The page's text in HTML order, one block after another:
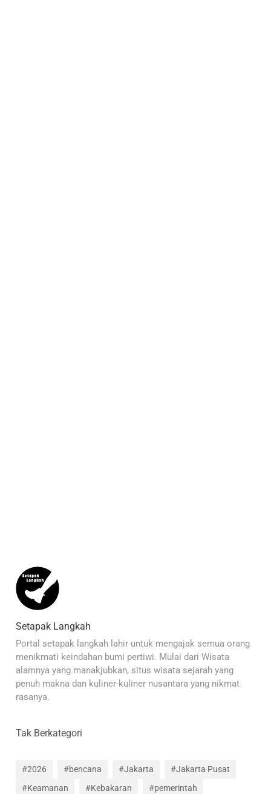
Setapak Langkah
Portal setapak langkah lahir untuk mengajak semua orang
menikmati keindahan bumi pertiwi. Mulai dari Wisata
alamnya yang manakjubkan, situs wisata sejarah yang
penuh makna dan kuliner-kuliner nusantara yang nikmat
rasanya.
Tak Berkategori
#2026 #bencana #Jakarta
#Jakarta Pusat
#Keamanan
#Kebakaran
#pemerintah